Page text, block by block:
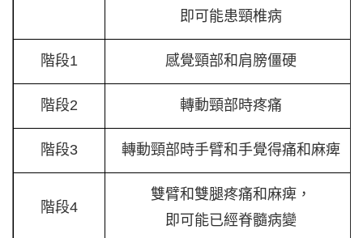
即可能患頸椎病
階段1 感覺頸部和肩膀僵硬
階段2 轉動頸部時疼痛
階段3 轉動頸部時手臂和手覺得痛和麻痺
階段4
雙臂和雙腿疼痛和麻痺，
即可能已經脊髓病變